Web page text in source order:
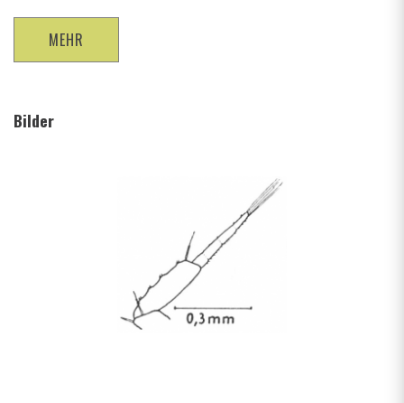
MEHR
Bilder